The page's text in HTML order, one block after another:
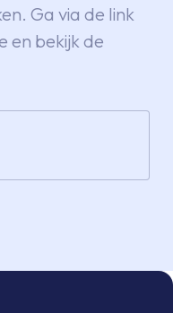
Ga via de link
en bekijk de